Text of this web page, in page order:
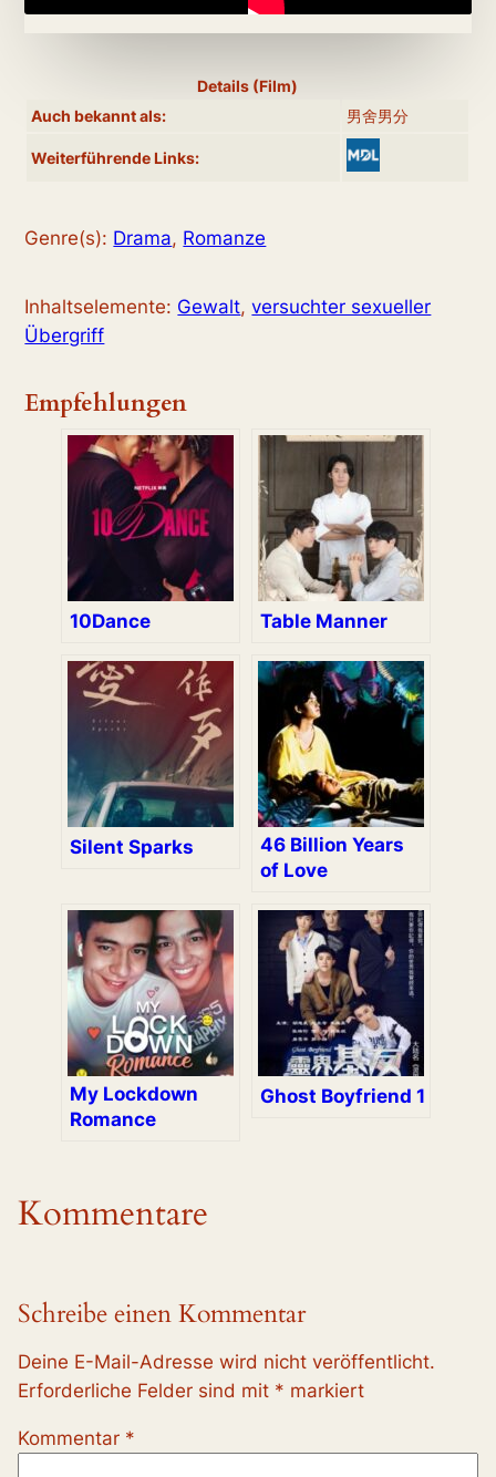
Details (Film)
Auch bekannt als:
男舍男分
Weiterführende Links:
Genre(s): Drama, Romanze
Inhaltselemente: Gewalt,versuchter sexueller
Übergriff
Empfehlungen
10Dance Table Manner
Silent Sparks
46 Billion Years
of Love
My Lockdown
Romance
Ghost Boyfriend 1
Kommentare
Schreibe einen Kommentar
Deine E-Mail-Adresse wird nicht veröffentlicht.
Erforderliche Felder sind mit * markiert
Kommentar *